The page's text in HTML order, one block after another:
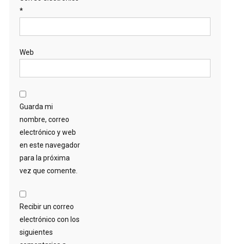
*
Web
Guarda mi
nombre, correo
electrónico y web
en este navegador
para la próxima
vez que comente.
Recibir un correo
electrónico con los
siguientes